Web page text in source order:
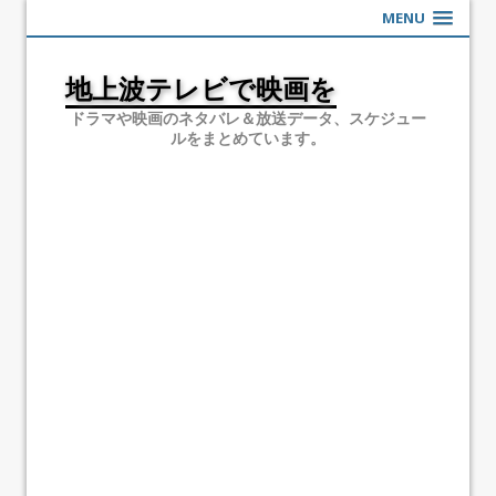
MENU
地上波テレビで映画を
ドラマや映画のネタバレ＆放送データ、スケジュー
ルをまとめています。